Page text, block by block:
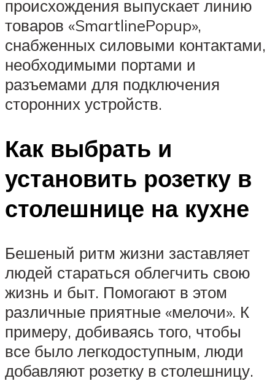
происхождения выпускает линию
товаров «SmartlinePopup»,
снабженных силовыми контактами,
необходимыми портами и
разъемами для подключения
сторонних устройств.
Как выбрать и
установить розетку в
столешнице на кухне
Бешеный ритм жизни заставляет
людей стараться облегчить свою
жизнь и быт. Помогают в этом
различные приятные «мелочи». К
примеру, добиваясь того, чтобы
все было легкодоступным, люди
добавляют розетку в столешницу.